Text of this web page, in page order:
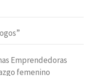
Emprendedoras
femenino